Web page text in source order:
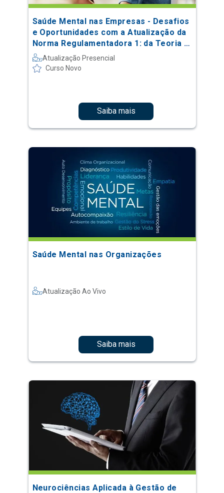
Saúde Mental nas Empresas - Desafios
e Oportunidades com a Atualização da
Norma Regulamentadora 1: da Teoria à
Prática
Atualização Presencial
Curso Novo
Saiba mais
Saúde Mental nas Organizações
Atualização Ao Vivo
Saiba mais
Neurociências Aplicada à Gestão de